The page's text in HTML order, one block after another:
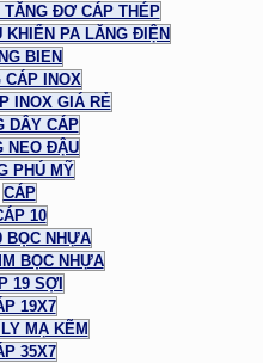
TĂNG ĐƠ CÁP THÉP
KHIỂN PA LĂNG ĐIỆN
BIEN
CÁP INOX
INOX GIÁ RẺ
DÂY CÁP
NEO ĐẬU
PHÚ MỸ
CÁP
10
BỌC NHỰA
BỌC NHỰA
19 SỢI
19X7
MẠ KẼM
35X7